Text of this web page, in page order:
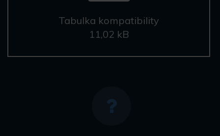
Tabulka kompatibility
11,02 kB